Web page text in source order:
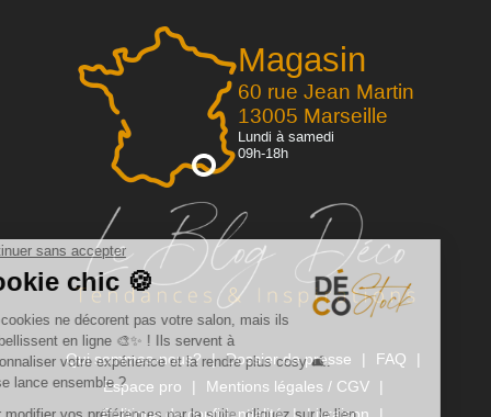
Magasin
60 rue Jean Martin
13005 Marseille
Lundi à samedi
09h-18h
Qui sommes-nous? Dossier de presse
FAQ
Espace pro
Mentions légales / CGV